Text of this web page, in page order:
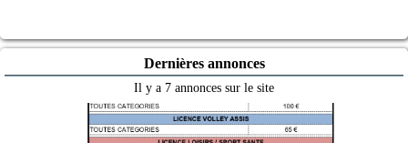
Dernières annonces
Il y a 7 annonces sur le site